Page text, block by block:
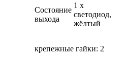
Состояние
выхода
1 x
светодиод,
жёлтый
крепежные гайки: 2